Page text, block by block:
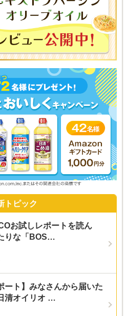
トピック
お試しレポートを読ん
りな「BOS…
ート】みなさんから届いた
清オイリオ …